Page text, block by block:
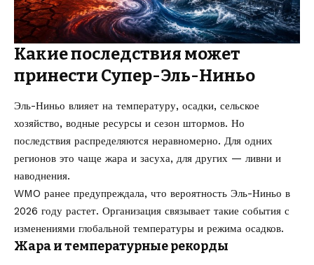
Какие последствия может
принести Супер-Эль-Ниньо
Эль-Ниньо влияет на температуру, осадки, сельское
хозяйство, водные ресурсы и сезон штормов. Но
последствия распределяются неравномерно. Для одних
регионов это чаще жара и засуха, для других — ливни и
наводнения.
WMO ранее предупреждала, что вероятность Эль-Ниньо в
2026 году растет. Организация связывает такие события с
изменениями глобальной температуры и режима осадков.
Жара и температурные рекорды